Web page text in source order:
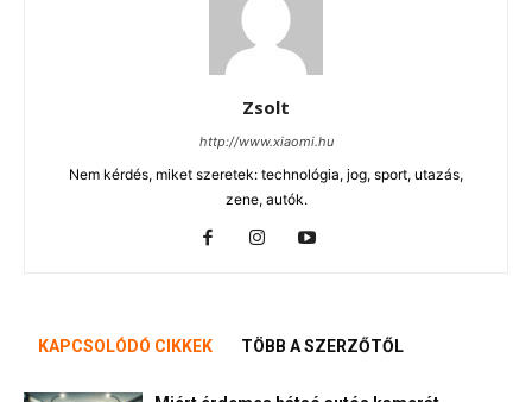
Zsolt
http://www.xiaomi.hu
Nem kérdés, miket szeretek: technológia, jog, sport, utazás,
zene, autók.
KAPCSOLÓDÓ CIKKEK TÖBB A SZERZŐTŐL